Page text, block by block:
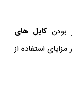
بودن کابل های
استفاده از